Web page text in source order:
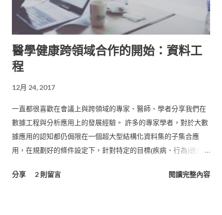
醫學健康跨領域合作的開始：資料工
程
12月 24, 2017
一直都很喜歡在會議上與跨領域的專家、醫師、學者分享我們在
數據工程與分析應用上的發展經驗。 許多的專家學者，對於大數
據應用的認知都仍侷限在一個超大型結構化資料集的子集合應
用，在規劃好的條件設定下，針對特定的目標(疾病、行為)進行
構處理的小型資料集。 這樣的半手工處理方式，對於專一
分享 2 則留言 閱讀完整內容